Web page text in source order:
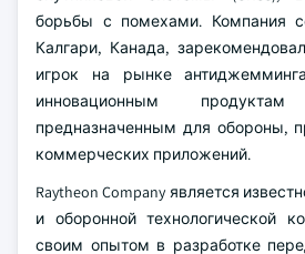
борьбы с помехами. Компания
Калгари, Канада,
игрок на рынке
инновационным
предназначенным для обороны,
коммерческих приложений.
Raytheon Company является
и оборонной технологической
своим опытом в разработке